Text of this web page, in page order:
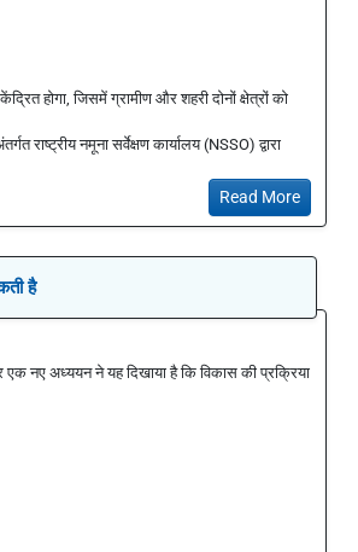
होगा, जिसमें ग्रामीण और शहरी दोनों क्षेत्रों को
नमूना सर्वेक्षण कार्यालय (NSSO) द्वारा
Read More
है
नए अध्ययन ने यह दिखाया है कि विकास की प्रक्रिया